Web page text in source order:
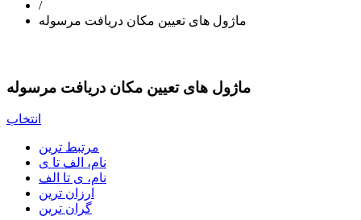
/
ماژول های تعیین مکان دریافت مرسوله
ماژول های تعیین مکان دریافت مرسوله
انتخاب
مرتبط ترین
نام، الف تا ی
نام، ی تا الف
ارزان ترین
گران ترین